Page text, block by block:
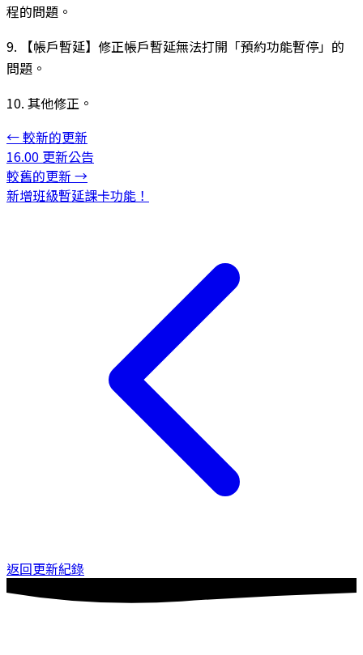
程的問題。
9. 【帳戶暫延】修正帳戶暫延無法打開「預約功能暫停」的
問題。
10. 其他修正。
←較新的更新
16.00 更新公告
較舊的更新 →
新增班級暫延課卡功能！
返回更新紀錄